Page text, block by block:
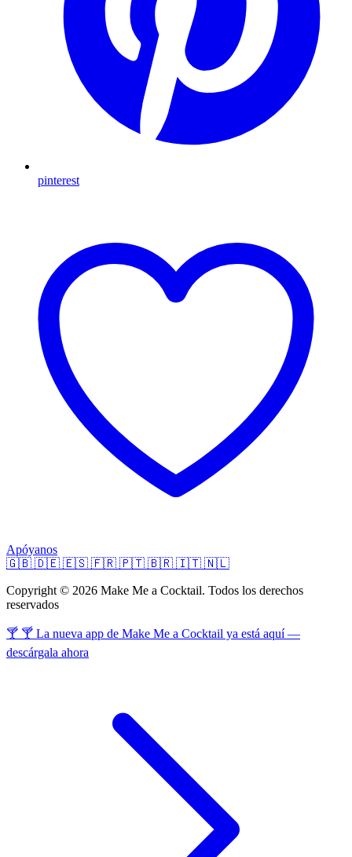
pinterest
Apóyanos
🇬🇧 🇩🇪 🇪🇸 🇫🇷 🇵🇹 🇧🇷 🇮🇹 🇳🇱
Copyright © 2026 Make Me a Cocktail. Todos los derechos
reservados
🍸 🍸 La nueva app de Make Me a Cocktail ya está aquí —
descárgala ahora